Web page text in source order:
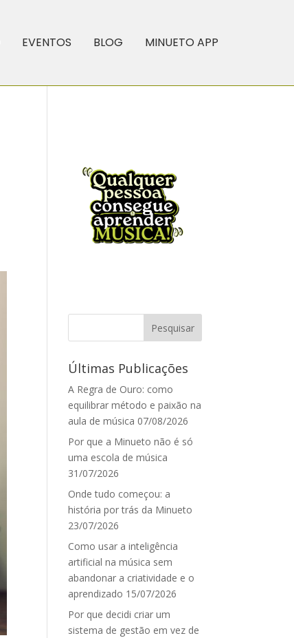
EVENTOS BLOG MINUETO APP
Últimas Publicações
A Regra de Ouro: como
equilibrar método e paixão na
aula de música 07/08/2026
Por que a Minueto não é só
uma escola de música
31/07/2026
Onde tudo começou: a
história por trás da Minueto
23/07/2026
Como usar a inteligência
artificial na música sem
abandonar a criatividade e o
aprendizado 15/07/2026
Por que decidi criar um
sistema de gestão em vez de